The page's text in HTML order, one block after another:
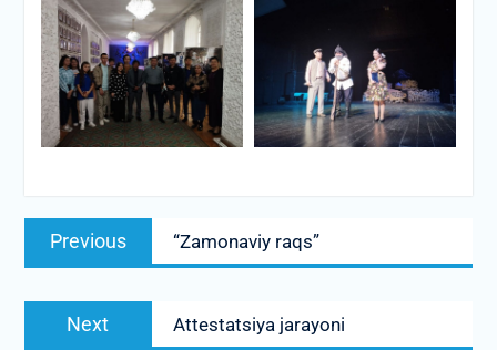
Post
menyusi
Previous
Previous
post:
“Zamonaviy raqs”
Next
post:
Attestatsiya jarayoni